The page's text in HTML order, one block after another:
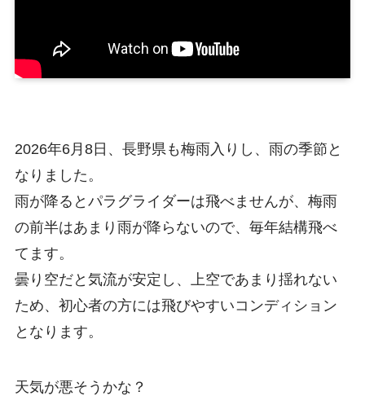
2026年6月8日、長野県も梅雨入りし、雨の季節と
なりました。
雨が降るとパラグライダーは飛べませんが、梅雨
の前半はあまり雨が降らないので、毎年結構飛べ
てます。
曇り空だと気流が安定し、上空であまり揺れない
ため、初心者の方には飛びやすいコンディション
となります。
天気が悪そうかな？